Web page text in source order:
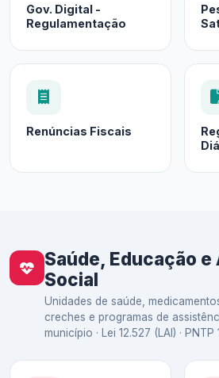
Gov. Digital -
Regulamentação
Renúncias Fiscais
Saúde, Educação
Social
Unidades de saúde,
creches e programas de
município · Lei 12.527 (LAI) · PNTP